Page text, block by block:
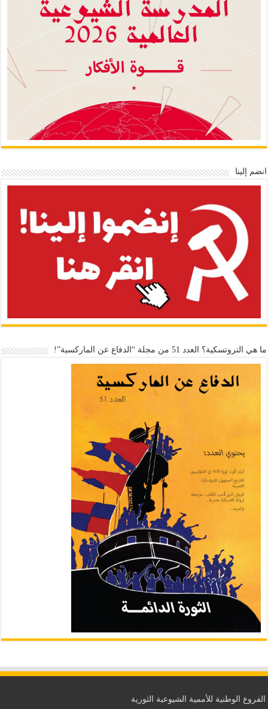
انضم إلينا
ما هي التروتسكية؟ العدد 51 من مجلة “الدفاع عن الماركسية”!
الفروع الوطنية للأممية الشيوعية الثورية